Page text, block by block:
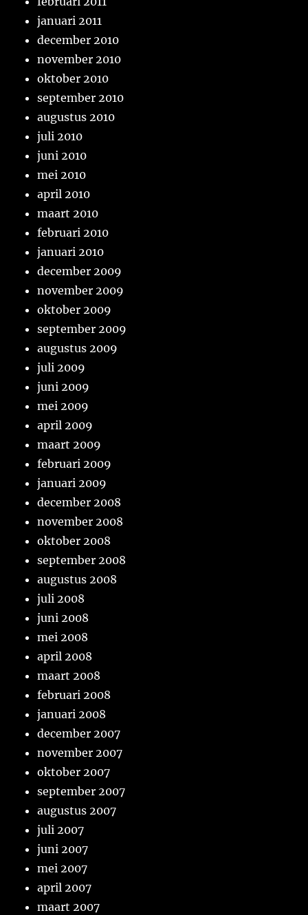
januari 2011
december 2010
november 2010
oktober 2010
september 2010
augustus 2010
juli 2010
juni 2010
mei 2010
april 2010
maart 2010
februari 2010
januari 2010
december 2009
november 2009
oktober 2009
september 2009
augustus 2009
juli 2009
juni 2009
mei 2009
april 2009
maart 2009
februari 2009
januari 2009
december 2008
november 2008
oktober 2008
september 2008
augustus 2008
juli 2008
juni 2008
mei 2008
april 2008
maart 2008
februari 2008
januari 2008
december 2007
november 2007
oktober 2007
september 2007
augustus 2007
juli 2007
juni 2007
mei 2007
april 2007
maart 2007